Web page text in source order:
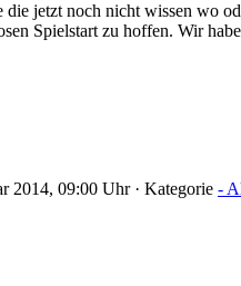
die jetzt noch nicht wissen wo
Spielstart zu hoffen. Wir
2014, 09:00 Uhr · Kategorie -